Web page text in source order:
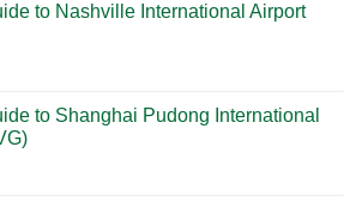
to Nashville International Airport
to Shanghai Pudong International